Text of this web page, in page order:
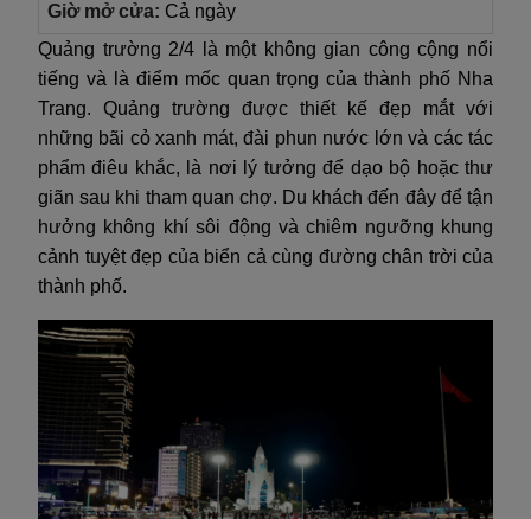
Giờ mở cửa: Cả ngày
Quảng trường 2/4 là một không gian công cộng nổi
tiếng và là điểm mốc quan trọng của thành phố Nha
Trang. Quảng trường được thiết kế đẹp mắt với
những bãi cỏ xanh mát, đài phun nước lớn và các tác
phẩm điêu khắc, là nơi lý tưởng để dạo bộ hoặc thư
giãn sau khi tham quan chợ. Du khách đến đây để tận
hưởng không khí sôi động và chiêm ngưỡng khung
cảnh tuyệt đẹp của biển cả cùng đường chân trời của
thành phố.